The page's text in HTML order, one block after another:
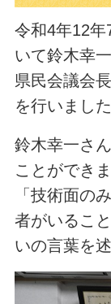
令和4年12
いて鈴木幸
県民会議会
を行いました
鈴木幸一さ
ことができ
「技術面の
者がいるこ
いの言葉を